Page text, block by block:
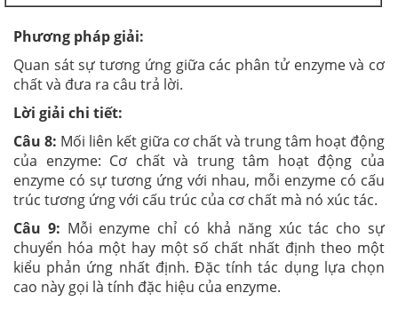
Phương pháp giải:
Quan sát sự tương ứng giữa các phân tử enzyme và cơ
chất và đưa ra câu trả lời.
Lời giải chi tiết:
Câu 8: Mối liên kết giữa cơ chất và trung tâm hoạt động
của enzyme: Cơ chất và trung tâm hoạt động của
enzyme có sự tương ứng với nhau, mỗi enzyme có cấu
trúc tương ứng với cấu trúc của cơ chất mà nó xúc tác.
Câu 9: Mỗi enzyme chỉ có khả năng xúc tác cho sự
chuyển hóa một hay một số chất nhất định theo một
kiểu phản ứng nhất định. Đặc tính tác dụng lựa chọn
cao này gọi là tính đặc hiệu của enzyme.